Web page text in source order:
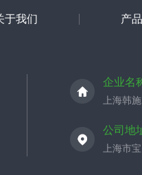
于我们 产
企业名
上海韩
公司地
上海市